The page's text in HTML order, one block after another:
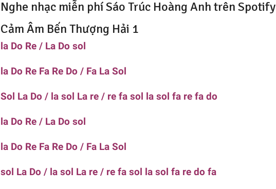
Nghe nhạc miễn phíSáo Trúc Hoàng Anh trên Spotify
Cảm Âm Bến Thượng Hải 1
la Do Re / La Do sol
la Do Re Fa Re Do / Fa La Sol
Sol La Do / la sol La re / re fa sol la sol fa re fa do
la Do Re / La Do sol
la Do Re Fa Re Do / Fa La Sol
sol La Do / la sol La re / re fa sol la sol fa re do fa